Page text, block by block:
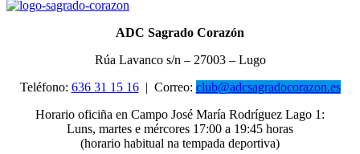
ADC Sagrado Corazón
Rúa Lavanco s/n – 27003 – Lugo
Teléfono: 636 31 15 16| Correo: club@adcsagradocorazon.es
Horario oficiña en Campo José María Rodríguez Lago 1:
Luns, martes e mércores 17:00 a 19:45 horas
(horario habitual na tempada deportiva)